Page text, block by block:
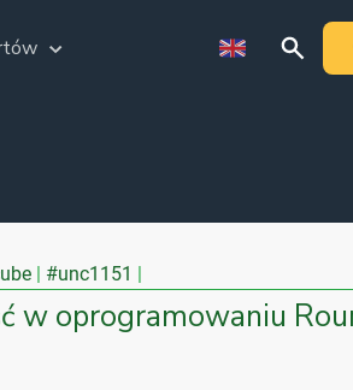
#unc1151
w oprogramowaniu